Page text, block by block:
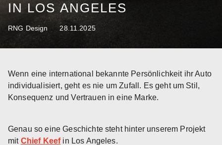
IN LOS ANGELES
RNG Design 28.11.2025
Wenn eine international bekannte Persönlichkeit ihr Auto
individualisiert, geht es nie um Zufall. Es geht um Stil,
Konsequenz und Vertrauen in eine Marke.
Genau so eine Geschichte steht hinter unserem Projekt
mit Chief Keefin Los Angeles.